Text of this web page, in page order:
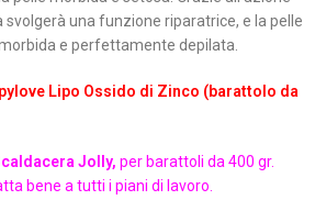
svolgerà una funzione riparatrice, e la pelle
e perfettamente depilata.
Lipo Ossido di Zinco (barattolo da
Jolly, per barattoli da 400 gr.
bene a tutti i piani di lavoro.